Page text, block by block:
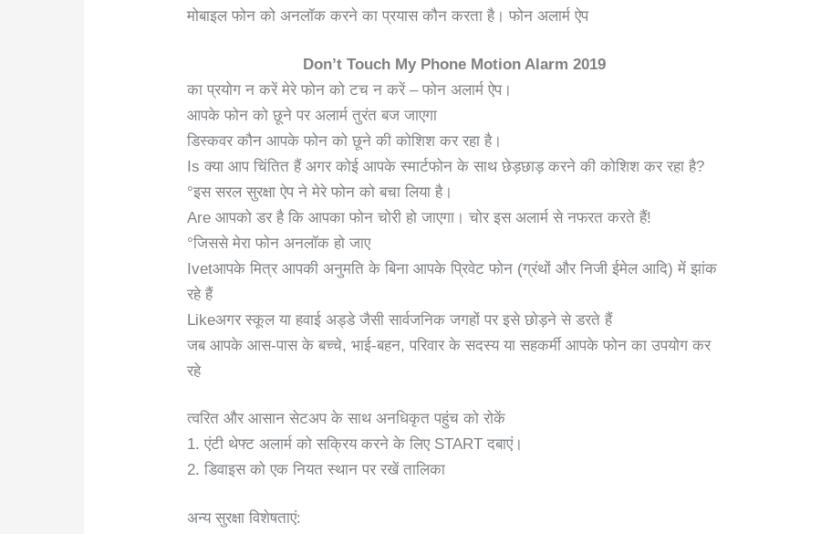
मोबाइल फोन को अनलॉक करने का प्रयास कौन करता है। फोन अलार्म ऐप
Don’t Touch My Phone Motion Alarm 2019
का प्रयोग न करें मेरे फोन को टच न करें – फोन अलार्म ऐप।
आपके फोन को छूने पर अलार्म तुरंत बज जाएगा
डिस्कवर कौन आपके फोन को छूने की कोशिश कर रहा है।
Is क्या आप चिंतित हैं अगर कोई आपके स्मार्टफोन के साथ छेड़छाड़ करने की कोशिश कर रहा है?
°इस सरल सुरक्षा ऐप ने मेरे फोन को बचा लिया है।
Are आपको डर है कि आपका फोन चोरी हो जाएगा। चोर इस अलार्म से नफरत करते हैं!
°जिससे मेरा फोन अनलॉक हो जाए
Ivetआपके मित्र आपकी अनुमति के बिना आपके प्रिवेट फोन (ग्रंथों और निजी ईमेल आदि) में झांक
रहे हैं
Likeअगर स्कूल या हवाई अड्डे जैसी सार्वजनिक जगहों पर इसे छोड़ने से डरते हैं
जब आपके आस-पास के बच्चे, भाई-बहन, परिवार के सदस्य या सहकर्मी आपके फोन का उपयोग कर
रहे
त्वरित और आसान सेटअप के साथ अनधिकृत पहुंच को रोकें
1. एंटी थेफ्ट अलार्म को सक्रिय करने के लिए START दबाएं।
2. डिवाइस को एक नियत स्थान पर रखें तालिका
अन्य सुरक्षा विशेषताएं: